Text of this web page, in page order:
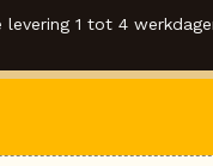
1 tot 4